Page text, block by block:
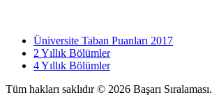
Üniversite Taban Puanları 2017
2 Yıllık Bölümler
4 Yıllık Bölümler
Tüm hakları saklıdır © 2026 Başarı Sıralaması.